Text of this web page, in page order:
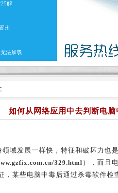
解
比
法加载
如何从网络应用中去判断电脑
发展一样快，特征和破坏力也
329.html），而且
，某些电脑中毒后通过杀毒软件检